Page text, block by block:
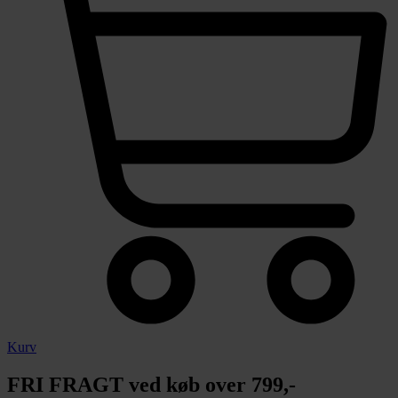
Kurv
FRI FRAGT ved køb over 799,-